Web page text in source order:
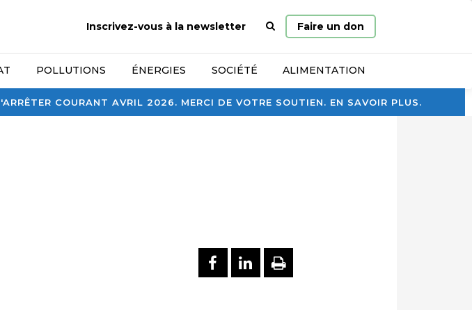
COURANT AVRIL 2026. MERCI DE VOTRE SOUTIEN. EN SAVOIR PLUS.
Inscrivez-vous à la newsletter
Page
d’accueil
Faire un don
POLLUTIONS ÉNERGIES SOCIÉTÉ ALIMENTATION
PARTAGER SUR FACEBOOK
PARTAGER SUR
IMPRIMER